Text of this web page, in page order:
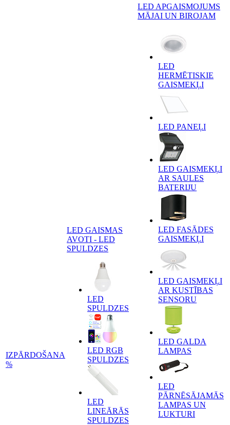
IZPĀRDOŠANA
%
LED GAISMAS
AVOTI - LED
SPULDZES
LED
SPULDZES
LED RGB
SPULDZES
LED
LINEĀRĀS
SPULDZES
LED APGAISMOJUMS
MĀJAI UN BIROJAM
LED
HERMĒTISKIE
GAISMEKĻI
LED PANEĻI
LED GAISMEKĻI
AR SAULES
BATERIJU
LED FASĀDES
GAISMEKĻI
LED GAISMEKĻI
AR KUSTĪBAS
SENSORU
LED GALDA
LAMPAS
LED
PĀRNĒSĀJAMĀS
LAMPAS UN
LUKTURI